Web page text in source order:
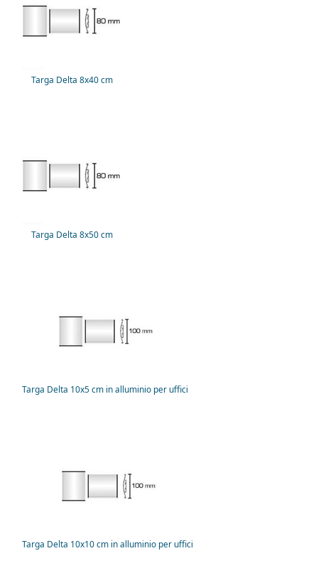
Targa Delta 8x40 cm
Targa Delta 8x50 cm
Targa Delta 10x5 cm in alluminio per uffici
Targa Delta 10x10 cm in alluminio per uffici